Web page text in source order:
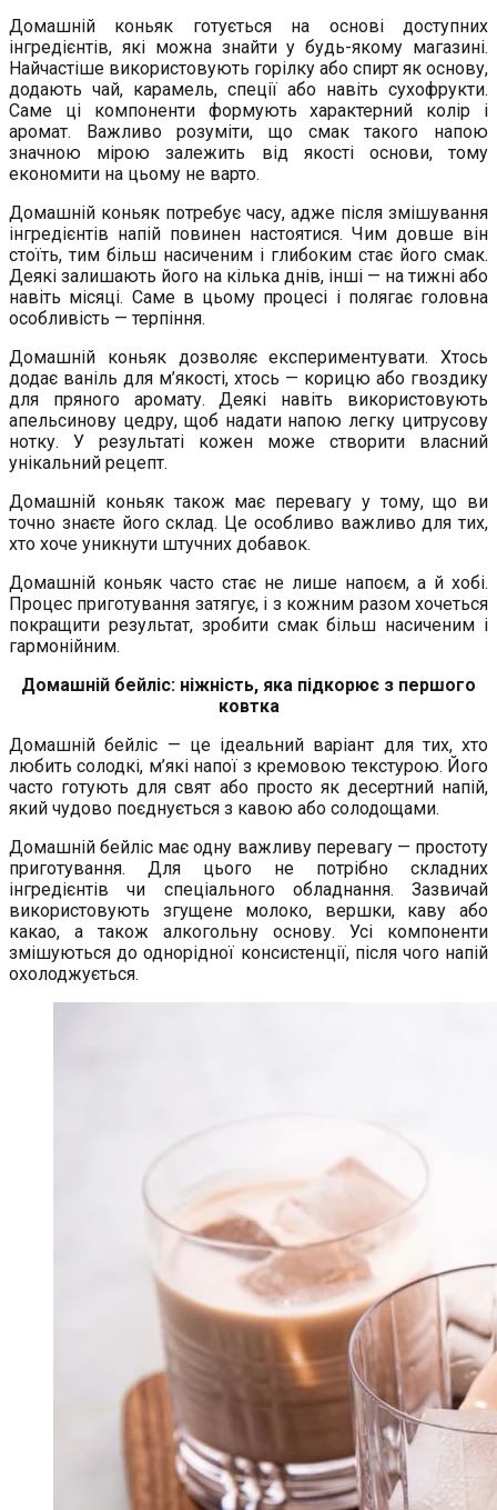
Домашній коньяк готується на основі доступних
інгредієнтів, які можна знайти у будь-якому магазині.
Найчастіше використовують горілку або спирт як основу,
додають чай, карамель, спеції або навіть сухофрукти.
Саме ці компоненти формують характерний колір і
аромат. Важливо розуміти, що смак такого напою
значною мірою залежить від якості основи, тому
економити на цьому не варто.
Домашній коньяк потребує часу, адже після змішування
інгредієнтів напій повинен настоятися. Чим довше він
стоїть, тим більш насиченим і глибоким стає його смак.
Деякі залишають його на кілька днів, інші — на тижні або
навіть місяці. Саме в цьому процесі і полягає головна
особливість — терпіння.
Домашній коньяк дозволяє експериментувати. Хтось
додає ваніль для м’якості, хтось — корицю або гвоздику
для пряного аромату. Деякі навіть використовують
апельсинову цедру, щоб надати напою легку цитрусову
нотку. У результаті кожен може створити власний
унікальний рецепт.
Домашній коньяк також має перевагу у тому, що ви
точно знаєте його склад. Це особливо важливо для тих,
хто хоче уникнути штучних добавок.
Домашній коньяк часто стає не лише напоєм, а й хобі.
Процес приготування затягує, і з кожним разом хочеться
покращити результат, зробити смак більш насиченим і
гармонійним.
Домашній бейліс: ніжність, яка підкорює з першого
ковтка
Домашній бейліс — це ідеальний варіант для тих, хто
любить солодкі, м’які напої з кремовою текстурою. Його
часто готують для свят або просто як десертний напій,
який чудово поєднується з кавою або солодощами.
Домашній бейліс має одну важливу перевагу — простоту
приготування. Для цього не потрібно складних
інгредієнтів чи спеціального обладнання. Зазвичай
використовують згущене молоко, вершки, каву або
какао, а також алкогольну основу. Усі компоненти
змішуються до однорідної консистенції, після чого напій
охолоджується.